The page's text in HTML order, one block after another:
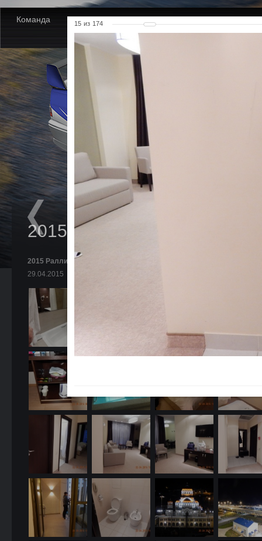
Команда Новости Партнеры Фото Видео
2015 Ралли Сочи. Кубок
2015 Ралли Сочи. Кубок
29.04.2015
15 из 174